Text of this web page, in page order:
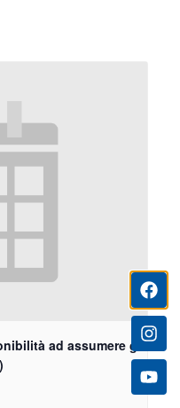
ad assumere gli